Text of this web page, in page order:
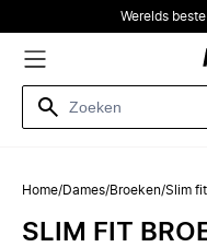
Werelds
Home/Dames/Broeken/Slim
SLIM FIT